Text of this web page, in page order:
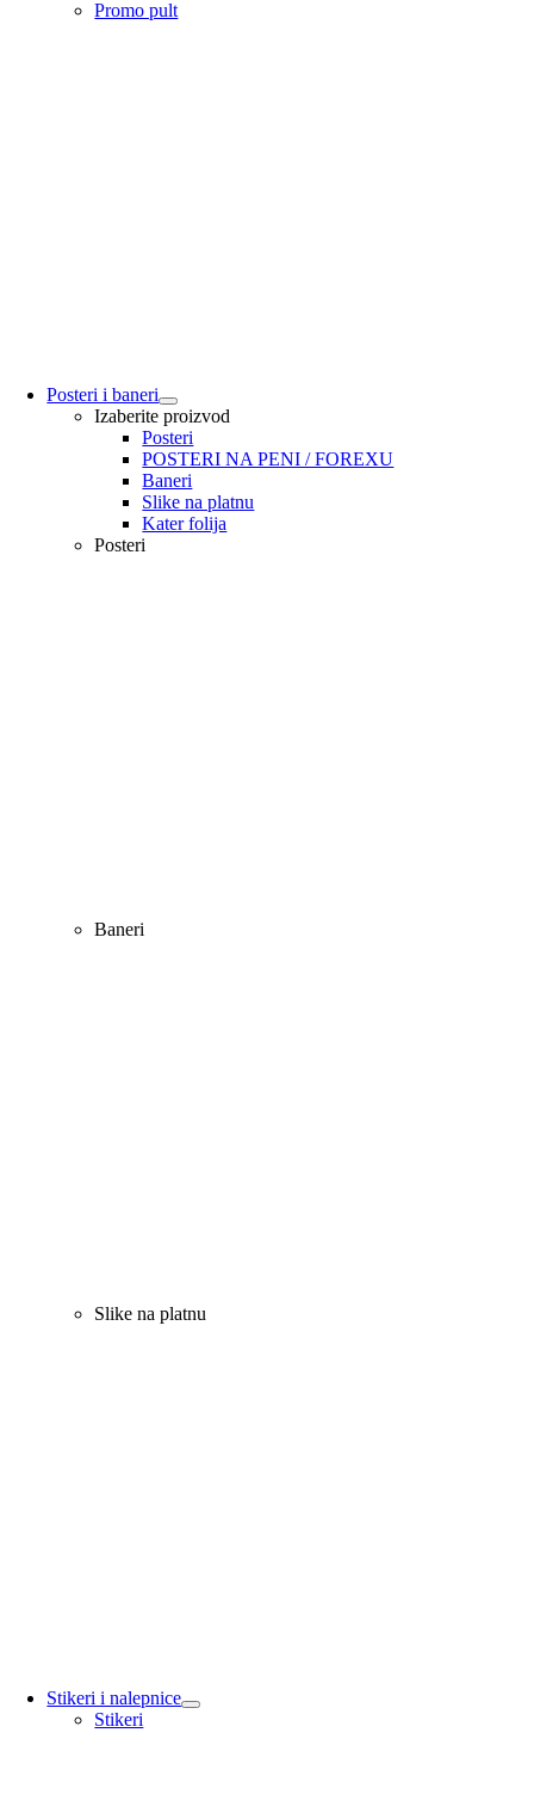
Promo pult
Posteri i baneri
Izaberite proizvod
Posteri
POSTERI NA PENI / FOREXU
Baneri
Slike na platnu
Kater folija
Posteri
Baneri
Slike na platnu
Stikeri i nalepnice
Stikeri